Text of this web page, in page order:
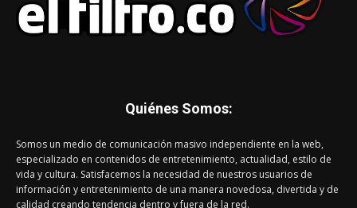
Quiénes Somos:
Somos un medio de comunicación masivo independiente en la web,
especializado en contenidos de entretenimiento, actualidad, estilo de
vida y cultura. Satisfacemos la necesidad de nuestros usuarios de
información y entretenimiento de una manera novedosa, divertida y de
calidad creando tendencia dentro y fuera de la red.